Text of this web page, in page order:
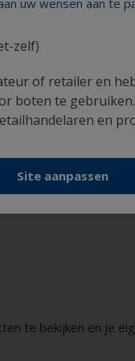
bestand is
Verder zijn
overall, een
te bekijken en je
zelf)
of retailer en
boten te
en
Site aanpassen